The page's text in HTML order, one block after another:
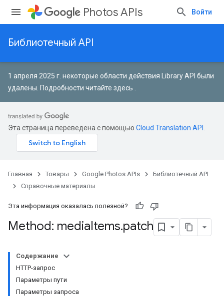
Photos APIs Войти
Библиотечный API
1 апреля 2025 г. некоторые области действия Library API были
удалены. Подробности читайте здесь
Эта страница переведена с помощью Cloud Translation API
Главная Товары Google Photos APIs
Библиотечный API
Справочные материалы
Эта информация оказалась полезной?
Method: mediaItems.patch
Содержание
HTTP-запрос
Параметры пути
Параметры запроса